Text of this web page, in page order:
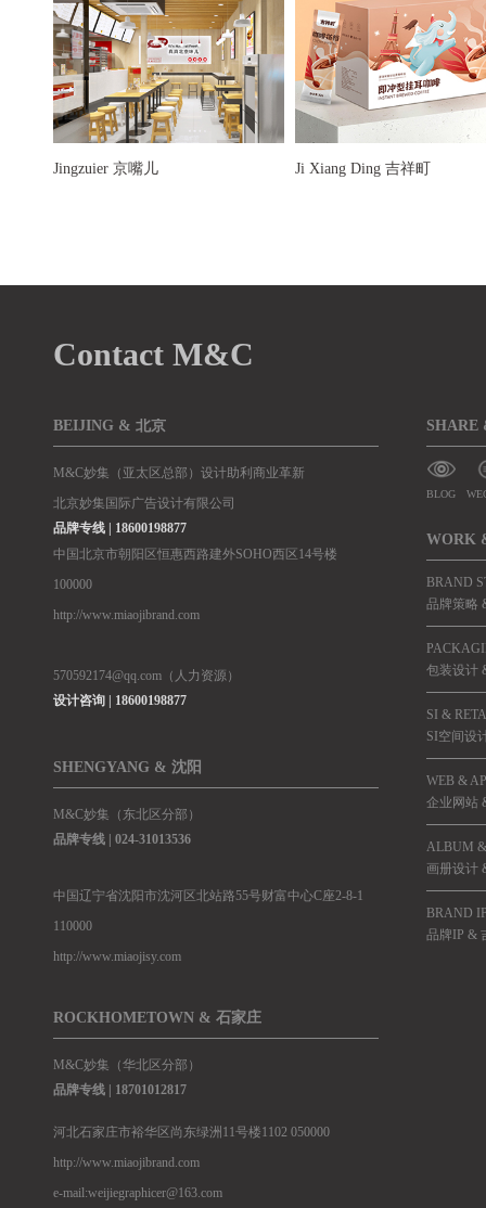
Jingzuier 京嘴儿 Ji Xiang Ding 吉祥町
Contact M&C
BEIJING & 北京
M&C妙集（亚太区总部）设计助利商业革新
北京妙集国际广告设计有限公司
品牌专线 | 18600198877
中国北京市朝阳区恒惠西路建外SOHO西区14号楼
100000
http://www.miaojibrand.com
570592174@qq.com（人力资源）
设计咨询 | 18600198877
SHENGYANG & 沈阳
M&C妙集（东北区分部）
品牌专线 | 024-31013536
中国辽宁省沈阳市沈河区北站路55号财富中心C座2-8-1
110000
http://www.miaojisy.com
ROCKHOMETOWN & 石家庄
M&C妙集（华北区分部）
品牌专线 | 18701012817
河北石家庄市裕华区尚东绿洲11号楼1102 050000
http://www.miaojibrand.com
e-mail:weijiegraphicer@163.com
SHARE
BLOG
WORK
BRAND
品牌策略
包装设计
SI &
SI空间设
WEB &
企业网站
ALBUM
画册设计
BRAND
品牌IP &